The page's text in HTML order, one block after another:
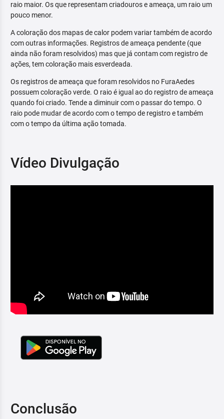
raio maior. Os que representam criadouros e ameaça, um raio um
pouco menor.
A coloração dos mapas de calor podem variar também de acordo
com outras informações. Registros de ameaça pendente (que
ainda não foram resolvidos) mas que já contam com registro de
ações, tem coloração mais esverdeada.
Os registros de ameaça que foram resolvidos no FuraAedes
possuem coloração verde. O raio é igual ao do registro de ameaça
quando foi criado. Tende a diminuir com o passar do tempo. O
raio pode mudar de acordo com o tempo de registro e também
com o tempo da última ação tomada.
Vídeo Divulgação
Conclusão